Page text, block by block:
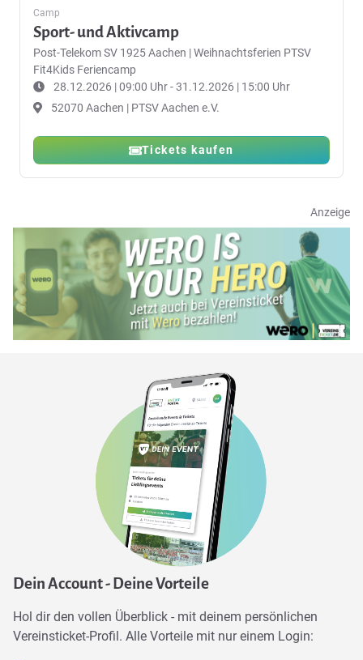
Camp
Sport- und Aktivcamp
Post-Telekom SV 1925 Aachen |Weihnachtsferien PTSV
Fit4Kids Feriencamp
28.12.2026 | 09:00 Uhr - 31.12.2026 | 15:00 Uhr
52070 Aachen | PTSV Aachen e.V.
Tickets kaufen
Anzeige
Dein Account - Deine Vorteile
Hol dir den vollen Überblick - mit deinem persönlichen
Vereinsticket-Profil. Alle Vorteile mit nur einem Login: